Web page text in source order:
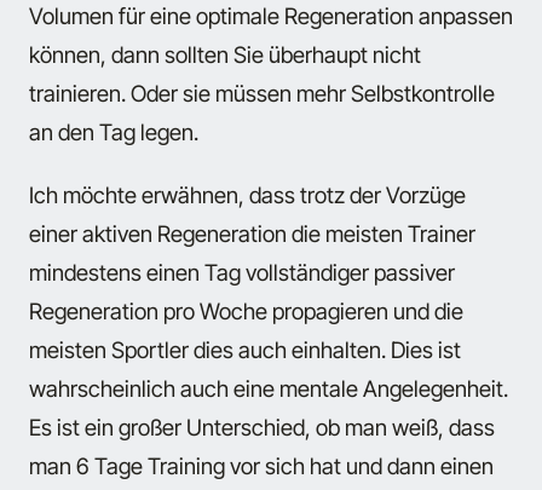
Volumen für eine optimale Regeneration anpassen
können, dann sollten Sie überhaupt nicht
trainieren. Oder sie müssen mehr Selbstkontrolle
an den Tag legen.
Ich möchte erwähnen, dass trotz der Vorzüge
einer aktiven Regeneration die meisten Trainer
mindestens einen Tag vollständiger passiver
Regeneration pro Woche propagieren und die
meisten Sportler dies auch einhalten. Dies ist
wahrscheinlich auch eine mentale Angelegenheit.
Es ist ein großer Unterschied, ob man weiß, dass
man 6 Tage Training vor sich hat und dann einen